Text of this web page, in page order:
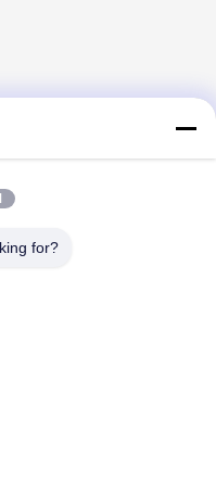
giảm giá và nhiều hơn
for?